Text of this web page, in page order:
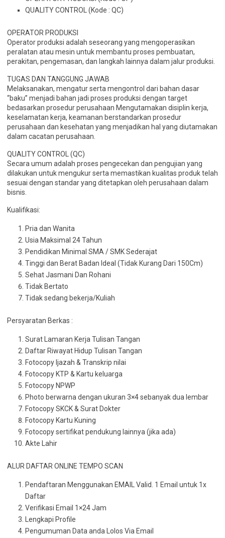
QUALITY CONTROL (Kode : QC)
OPERATOR PRODUKSI
Operator produksi adalah seseorang yang mengoperasikan
peralatan atau mesin untuk membantu proses pembuatan,
perakitan, pengemasan, dan langkah lainnya dalam jalur produksi.
TUGAS DAN TANGGUNG JAWAB
Melaksanakan, mengatur serta mengontrol dari bahan dasar
“baku” menjadi bahan jadi proses produksi dengan target
bedasarkan prosedur perusahaan Mengutamakan disiplin kerja,
keselamatan kerja, keamanan berstandarkan prosedur
perusahaan dan kesehatan yang menjadikan hal yang diutamakan
dalam cacatan perusahaan.
QUALITY CONTROL (QC)
Secara umum adalah proses pengecekan dan pengujian yang
dilakukan untuk mengukur serta memastikan kualitas produk telah
sesuai dengan standar yang ditetapkan oleh perusahaan dalam
bisnis.
Kualifikasi:
Pria dan Wanita
Usia Maksimal 24 Tahun
Pendidikan Minimal SMA / SMK Sederajat
Tinggi dan Berat Badan Ideal (Tidak Kurang Dari 150Cm)
Sehat Jasmani Dan Rohani
Tidak Bertato
Tidak sedang bekerja/Kuliah
Persyaratan Berkas :
Surat Lamaran Kerja Tulisan Tangan
Daftar Riwayat Hidup Tulisan Tangan
Fotocopy Ijazah & Transkrip nilai
Fotocopy KTP & Kartu keluarga
Fotocopy NPWP
Photo berwarna dengan ukuran 3×4 sebanyak dua lembar
Fotocopy SKCK & Surat Dokter
Fotocopy Kartu Kuning
Fotocopy sertifikat pendukung lainnya (jika ada)
Akte Lahir
ALUR DAFTAR ONLINE TEMPO SCAN
Pendaftaran Menggunakan EMAIL Valid. 1 Email untuk 1x
Daftar
Verifikasi Email 1×24 Jam
Lengkapi Profile
Pengumuman Data anda Lolos Via Email